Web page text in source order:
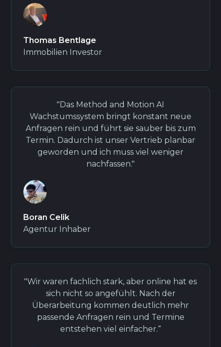
Thomas Bentlage
Immobilien Investor
"Das Method and Motion AI
Wachstumssystem bringt konstant neue
Anfragen rein und führt sie sauber bis zum
Termin. Dadurch ist unser Vertrieb planbar
geworden und ich muss viel weniger
nachfassen."
Boran Celik
Agentur Inhaber
"Wir waren fachlich stark, aber online hat es
sich nicht so angefühlt. Nach der
Überarbeitung kommen deutlich mehr
passende Anfragen rein und Termine
entstehen viel einfacher.“